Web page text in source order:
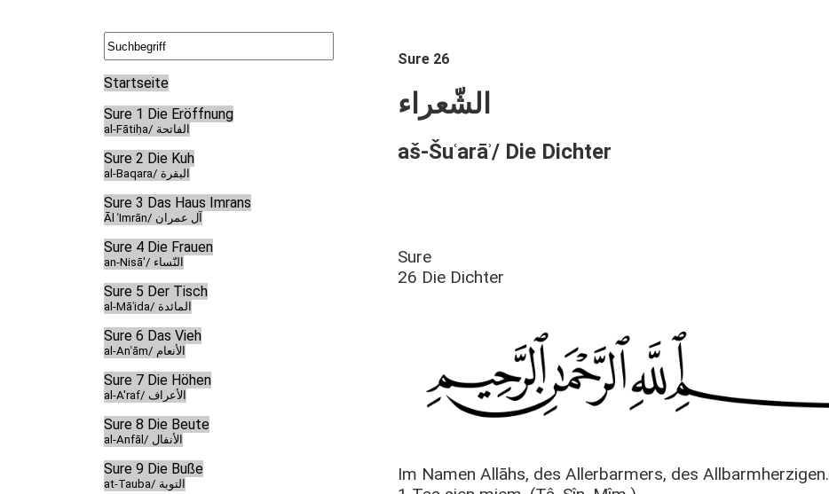
Startseite
Sure 1 Die Eröffnung
al-Fātiḥa/ الفاتحة
Sure 2 Die Kuh
al-Baqara/ البقرة
Sure 3 Das Haus Imrans
Āl ʿImrān/ آل عمران
Sure 4 Die Frauen
an-Nisā'/ النّساء
Sure 5 Der Tisch
al-Māʾida/ المائدة
Sure 6 Das Vieh
al-Anʿām/ الأنعام
Sure 7 Die Höhen
al-A'raf/ الأعراف
Sure 8 Die Beute
al-Anfāl/ الأنفال
Sure 9 Die Buße
at-Tauba/ التوبة
Sure 26
الشّعراء
aš-Šuʿarāʾ/ Die Dichter
Sure
26 Die Dichter
Im Namen Allāhs, des Allerbarmers, des Allbarmherzigen.